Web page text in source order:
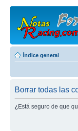
Índice general
Borrar todas las
¿Está seguro de que